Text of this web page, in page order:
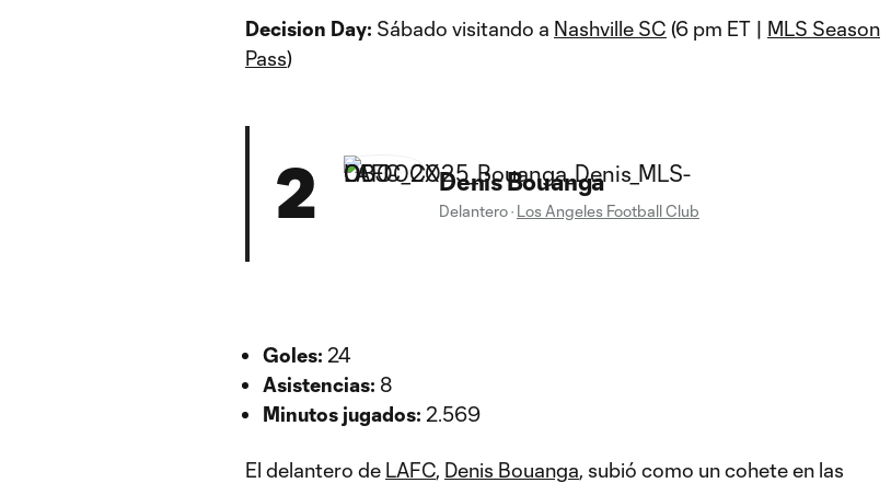
Decision Day: Sábado visitando a Nashville SC (6 pm ET | MLS Season
Pass)
2 Denis Bouanga
Delantero· Los Angeles Football Club
Goles: 24
Asistencias: 8
Minutos jugados: 2.569
El delantero de LAFC, Denis Bouanga, subió como un cohete en las